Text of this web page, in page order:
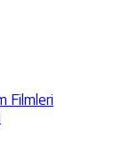
Filmleri